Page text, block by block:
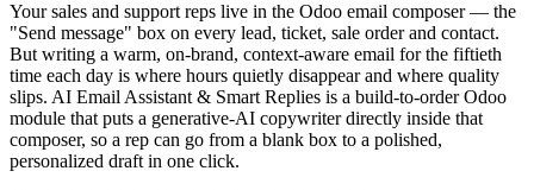
Your sales and support reps live in the Odoo email composer — the
"Send message" box on every lead, ticket, sale order and contact.
But writing a warm, on-brand, context-aware email for the fiftieth
time each day is where hours quietly disappear and where quality
slips. AI Email Assistant & Smart Replies is a build-to-order Odoo
module that puts a generative-AI copywriter directly inside that
composer, so a rep can go from a blank box to a polished,
personalized draft in one click.